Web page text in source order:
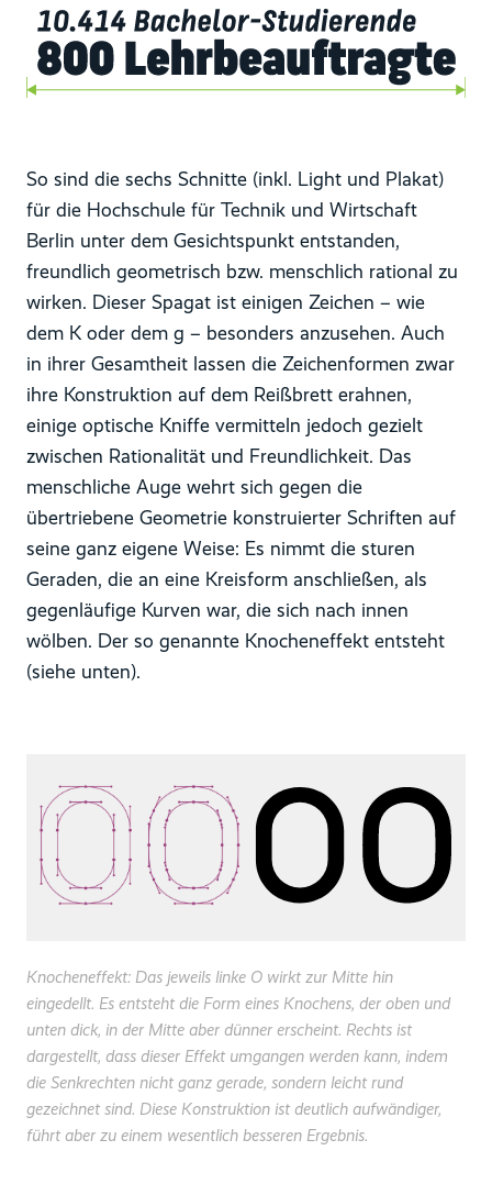
So sind die sechs Schnitte (inkl. Light und Plakat)
für die Hochschule für Technik und Wirtschaft
Berlin unter dem Gesichtspunkt entstanden,
freundlich geometrisch bzw. menschlich rational zu
wirken. Dieser Spagat ist einigen Zeichen – wie
dem K oder dem g – besonders anzusehen. Auch
in ihrer Gesamtheit lassen die Zeichenformen zwar
ihre Konstruktion auf dem Reißbrett erahnen,
einige optische Kniffe vermitteln jedoch gezielt
zwischen Rationalität und Freundlichkeit. Das
menschliche Auge wehrt sich gegen die
übertriebene Geometrie konstruierter Schriften auf
seine ganz eigene Weise: Es nimmt die sturen
Geraden, die an eine Kreisform anschließen, als
gegenläufige Kurven war, die sich nach innen
wölben. Der so genannte Knocheneffekt entsteht
(siehe unten).
Knocheneffekt: Das jeweils linke O wirkt zur Mitte hin
eingedellt. Es entsteht die Form eines Knochens, der oben und
unten dick, in der Mitte aber dünner erscheint. Rechts ist
dargestellt, dass dieser Effekt umgangen werden kann, indem
die Senkrechten nicht ganz gerade, sondern leicht rund
gezeichnet sind. Diese Konstruktion ist deutlich aufwändiger,
führt aber zu einem wesentlich besseren Ergebnis.